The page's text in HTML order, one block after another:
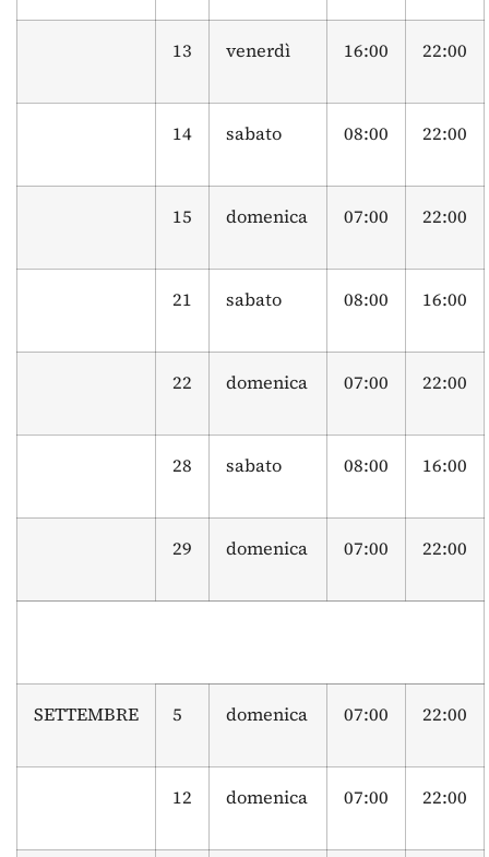
13 venerdì 16:00 22:00
14 sabato 08:00 22:00
15 domenica 07:00 22:00
21 sabato 08:00 16:00
22 domenica 07:00 22:00
28 sabato 08:00 16:00
29 domenica 07:00 22:00
SETTEMBRE 5 domenica 07:00 22:00
12 domenica 07:00 22:00